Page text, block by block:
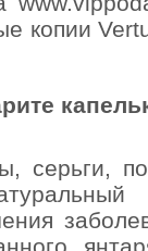
копии
серьги,